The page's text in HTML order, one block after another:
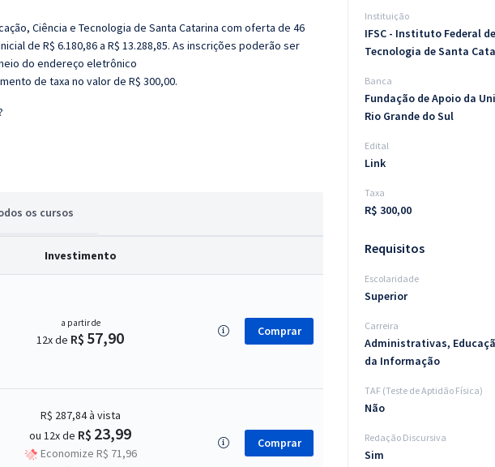
Ciência e Tecnologia de Santa Catarina com oferta de 46
de R$ 6.180,86 a R$ 13.288,85. As inscrições poderão ser
do endereço eletrônico
de taxa no valor de R$ 300,00.
os cursos
Investimento
a partir de
12x de R$ 57,90 Comprar
R$ 287,84à vista
ou 12x de R$ 23,99
Economize R$ 71,96
Comprar
Instituição
IFSC - Instituto Federal
Tecnologia de Santa
Banca
Fundação de Apoio da
Rio Grande do Sul
Edital
Link
Taxa
R$ 300,00
Requisitos
Escolaridade
Superior
Carreira
Administrativas,
da Informação
TAF (Teste de Aptidão Física)
Não
Redação Discursiva
Sim